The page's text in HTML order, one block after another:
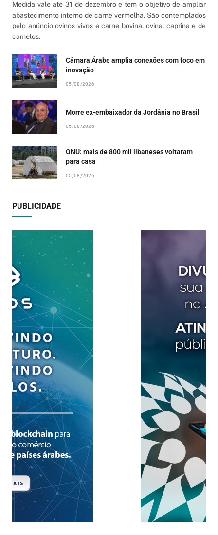
Medida vale até 31 de dezembro e tem o objetivo de ampliar
abastecimento interno de carne vermelha. São contemplados
pelo anúncio ovinos vivos e carne bovina, ovina, caprina e de
camelos.
Câmara Árabe amplia conexões com foco em
inovação
05/08/2026
Morre ex-embaixador da Jordânia no Brasil
05/08/2026
ONU: mais de 800 mil libaneses voltaram
para casa
05/08/2026
PUBLICIDADE